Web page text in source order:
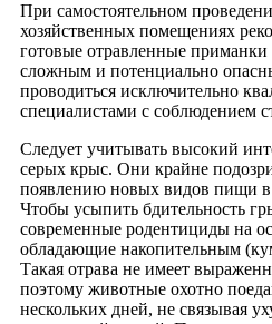
При самостоятельном
хозяйственных помещениях
готовые отравленные приманки
сложным и потенциально
проводиться исключительно
специалистами с соблюдением
Следует учитывать высокий
серых крыс. Они крайне
появлению новых видов пищи в
Чтобы усыпить бдительность
современные родентициды на
обладающие накопительным
Такая отрава не имеет
поэтому животные охотно
нескольких дней, не связывая